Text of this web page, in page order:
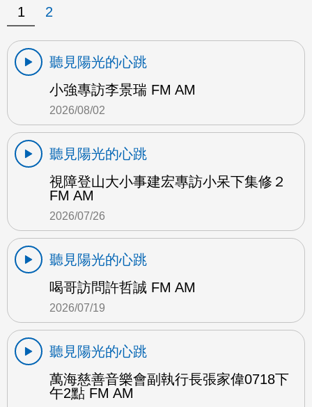
1 2
聽見陽光的心跳
小強專訪李景瑞 FM AM
2026/08/02
聽見陽光的心跳
視障登山大小事建宏專訪小呆下集修２
FM AM
2026/07/26
聽見陽光的心跳
喝哥訪問許哲誠 FM AM
2026/07/19
聽見陽光的心跳
萬海慈善音樂會副執行長張家偉0718下
午2點 FM AM